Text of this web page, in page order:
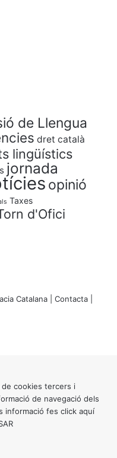
de Llengua
dret català
lingüístics
jornada
opinió
Taxes
d'Ofici
Catalana | Contacta
cookies tercers i
de navegació dels
informació fes click aquí